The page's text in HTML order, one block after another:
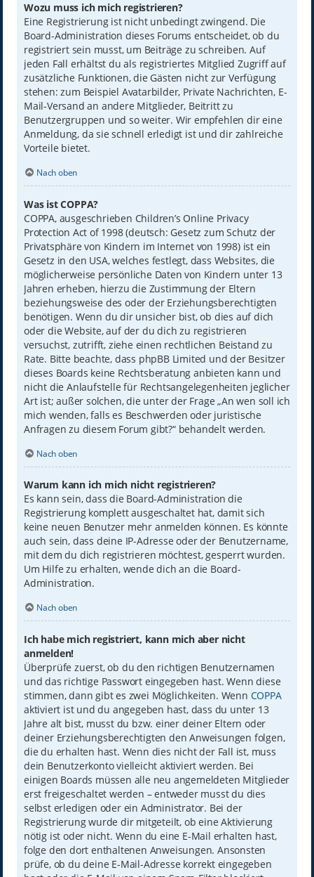
Wozu muss ich mich registrieren?
Eine Registrierung ist nicht unbedingt zwingend. Die
Board-Administration dieses Forums entscheidet, ob du
registriert sein musst, um Beiträge zu schreiben. Auf
jeden Fall erhältst du als registriertes Mitglied Zugriff auf
zusätzliche Funktionen, die Gästen nicht zur Verfügung
stehen: zum Beispiel Avatarbilder, Private Nachrichten, E-
Mail-Versand an andere Mitglieder, Beitritt zu
Benutzergruppen und so weiter. Wir empfehlen dir eine
Anmeldung, da sie schnell erledigt ist und dir zahlreiche
Vorteile bietet.
Nach oben
Was ist COPPA?
COPPA, ausgeschrieben Children’s Online Privacy
Protection Act of 1998 (deutsch: Gesetz zum Schutz der
Privatsphäre von Kindern im Internet von 1998) ist ein
Gesetz in den USA, welches festlegt, dass Websites, die
möglicherweise persönliche Daten von Kindern unter 13
Jahren erheben, hierzu die Zustimmung der Eltern
beziehungsweise des oder der Erziehungsberechtigten
benötigen. Wenn du dir unsicher bist, ob dies auf dich
oder die Website, auf der du dich zu registrieren
versuchst, zutrifft, ziehe einen rechtlichen Beistand zu
Rate. Bitte beachte, dass phpBB Limited und der Besitzer
dieses Boards keine Rechtsberatung anbieten kann und
nicht die Anlaufstelle für Rechtsangelegenheiten jeglicher
Art ist; außer solchen, die unter der Frage „An wen soll ich
mich wenden, falls es Beschwerden oder juristische
Anfragen zu diesem Forum gibt?“ behandelt werden.
Nach oben
Warum kann ich mich nicht registrieren?
Es kann sein, dass die Board-Administration die
Registrierung komplett ausgeschaltet hat, damit sich
keine neuen Benutzer mehr anmelden können. Es könnte
auch sein, dass deine IP-Adresse oder der Benutzername,
mit dem du dich registrieren möchtest, gesperrt wurden.
Um Hilfe zu erhalten, wende dich an die Board-
Administration.
Nach oben
Ich habe mich registriert, kann mich aber nicht
anmelden!
Überprüfe zuerst, ob du den richtigen Benutzernamen
und das richtige Passwort eingegeben hast. Wenn diese
stimmen, dann gibt es zwei Möglichkeiten. Wenn COPPA
aktiviert ist und du angegeben hast, dass du unter 13
Jahre alt bist, musst du bzw. einer deiner Eltern oder
deiner Erziehungsberechtigten den Anweisungen folgen,
die du erhalten hast. Wenn dies nicht der Fall ist, muss
dein Benutzerkonto vielleicht aktiviert werden. Bei
einigen Boards müssen alle neu angemeldeten Mitglieder
erst freigeschaltet werden – entweder musst du dies
selbst erledigen oder ein Administrator. Bei der
Registrierung wurde dir mitgeteilt, ob eine Aktivierung
nötig ist oder nicht. Wenn du eine E-Mail erhalten hast,
folge den dort enthaltenen Anweisungen. Ansonsten
prüfe, ob du deine E-Mail-Adresse korrekt eingegeben